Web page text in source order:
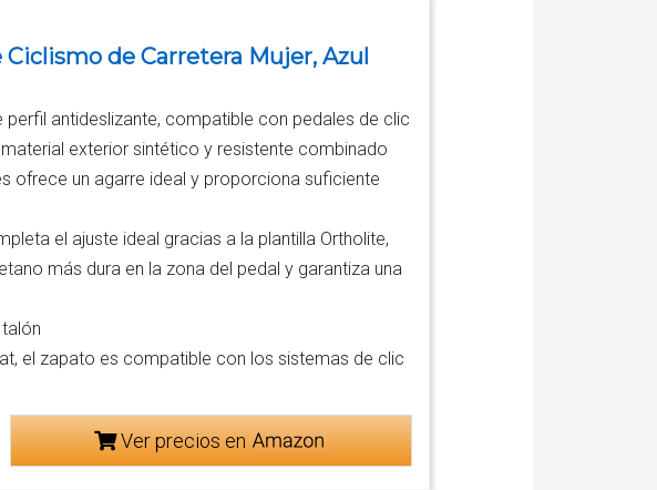
de Carretera Mujer, Azul
antideslizante, compatible con pedales de clic
exterior sintético y resistente combinado
ofrece un agarre ideal y proporciona suficiente
el ajuste ideal gracias a la plantilla Ortholite,
más dura en la zona del pedal y garantiza una
el zapato es compatible con los sistemas de clic
Ver precios en